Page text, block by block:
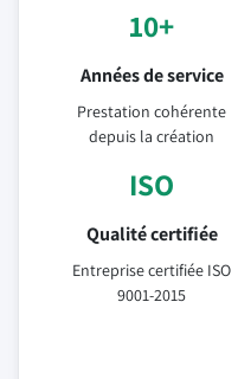
10+
Années de service
Prestation cohérente
depuis la création
ISO
Qualité certifiée
Entreprise certifiée ISO
9001-2015